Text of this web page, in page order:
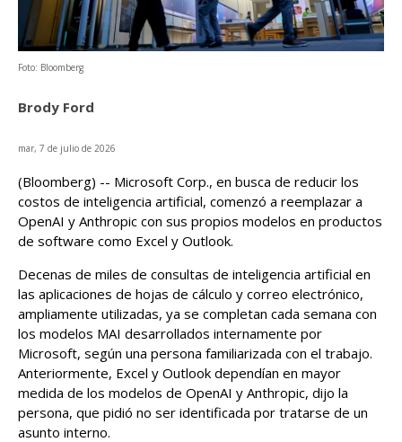
Foto: Bloomberg
Brody Ford
mar, 7 de julio de 2026
(Bloomberg) -- Microsoft Corp., en busca de reducir los
costos de inteligencia artificial, comenzó a reemplazar a
OpenAI y Anthropic con sus propios modelos en productos
de software como Excel y Outlook.
Decenas de miles de consultas de inteligencia artificial en
las aplicaciones de hojas de cálculo y correo electrónico,
ampliamente utilizadas, ya se completan cada semana con
los modelos MAI desarrollados internamente por
Microsoft, según una persona familiarizada con el trabajo.
Anteriormente, Excel y Outlook dependían en mayor
medida de los modelos de OpenAI y Anthropic, dijo la
persona, que pidió no ser identificada por tratarse de un
asunto interno.